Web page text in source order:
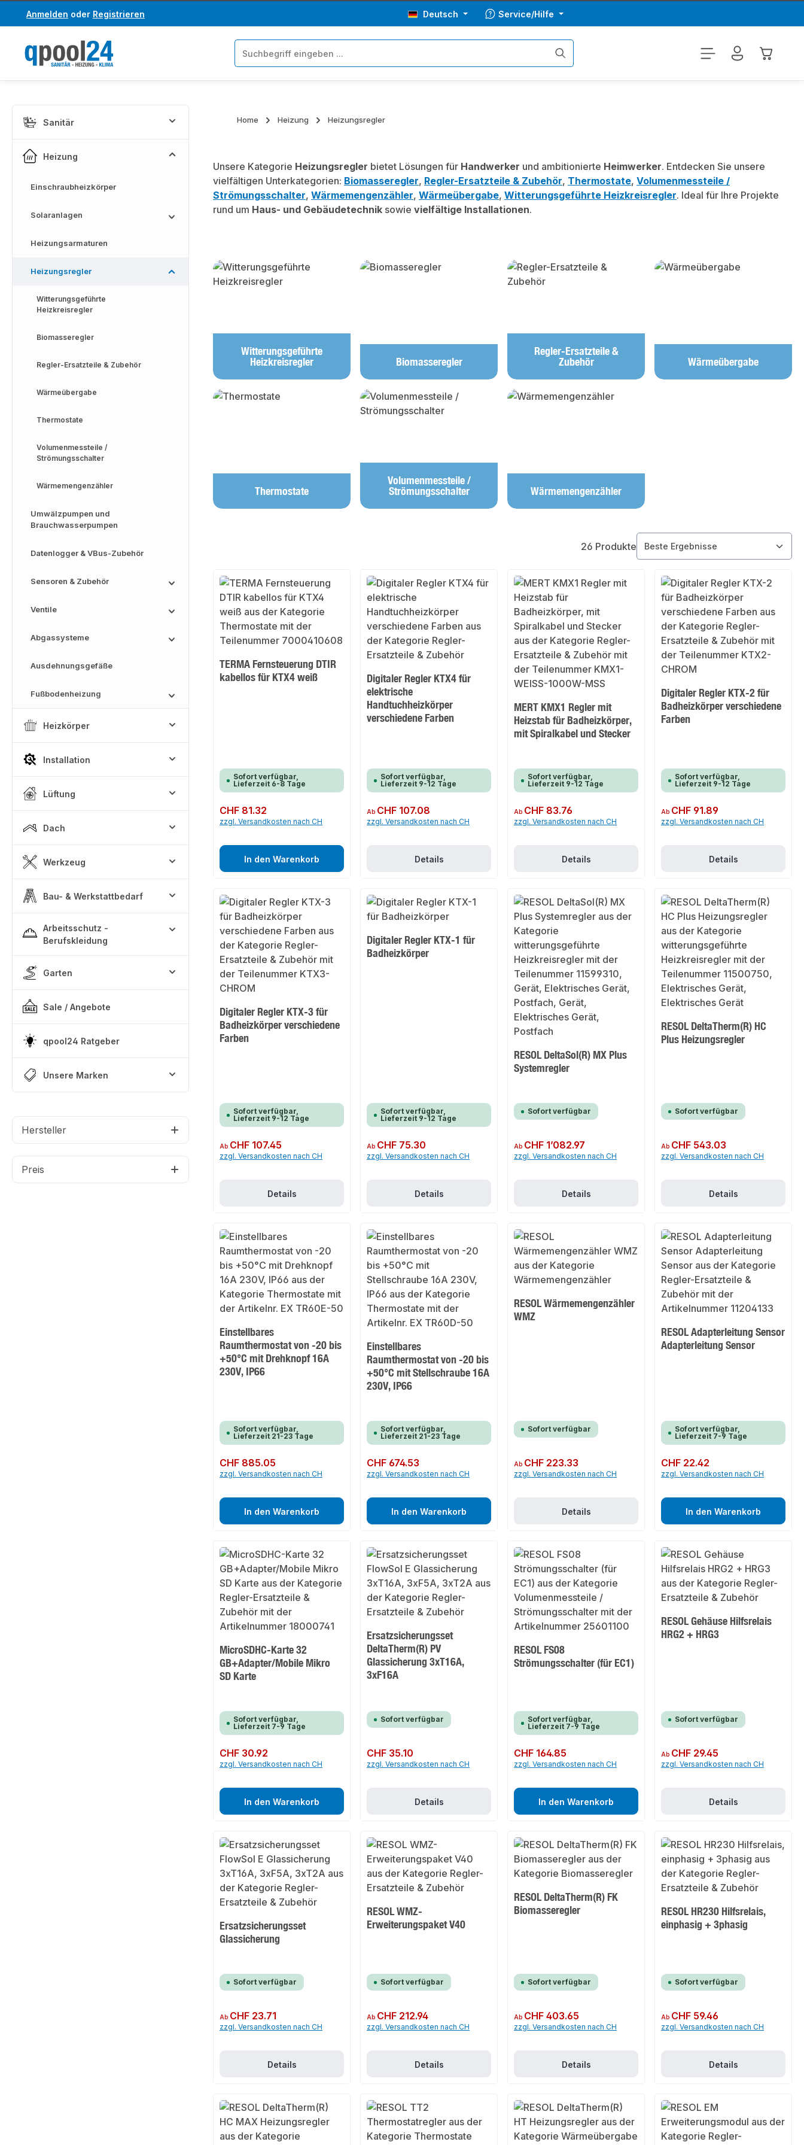
Hauptinhalt springen
Zur Suche springen
Anmelden oder Registrieren Deutsch Service/Hilfe
Sanitär
Heizung
Einschraubheizkörper
Solaranlagen
Heizungsarmaturen
Heizungsregler
Witterungsgeführte
Heizkreisregler
Biomasseregler
Regler-Ersatzteile & Zubehör
Wärmeübergabe
Thermostate
Volumenmessteile /
Strömungsschalter
Wärmemengenzähler
Umwälzpumpen und
Brauchwasserpumpen
Datenlogger & VBus-Zubehör
Sensoren & Zubehör
Ventile
Abgassysteme
Ausdehnungsgefäße
Fußbodenheizung
Heizkörper
Installation
Lüftung
Dach
Werkzeug
Bau- & Werkstattbedarf
Arbeitsschutz -
Berufskleidung
Garten
Sale / Angebote
qpool24 Ratgeber
Unsere Marken
Hersteller
Preis
Home Heizung Heizungsregler
Unsere Kategorie Heizungsregler bietet Lösungen für Handwerker und ambitionierte Heimwerker. Entdecken Sie unsere
vielfältigen Unterkategorien: Biomasseregler, Regler-Ersatzteile & Zubehör, Thermostate, Volumenmessteile /
Strömungsschalter, Wärmemengenzähler, Wärmeübergabe, Witterungsgeführte Heizkreisregler. Ideal für Ihre Projekte
rund um Haus- und Gebäudetechnik sowie vielfältige Installationen.
Kategoriegalerie überspringen
Witterungsgeführte
Heizkreisregler
Biomasseregler
Regler-Ersatzteile &
Zubehör
Wärmeübergabe
Thermostate
Volumenmessteile /
Strömungsschalter
Wärmemengenzähler
26 Produkte
TERMA Fernsteuerung DTIR
kabellos für KTX4 weiß
Sofort verfügbar,
Lieferzeit 6-8 Tage
Regulärer Preis:
CHF 81.32
zzgl. Versandkosten nach CH
In den Warenkorb
Digitaler Regler KTX4 für
elektrische
Handtuchheizkörper
verschiedene Farben
Sofort verfügbar,
Lieferzeit 9-12 Tage
Regulärer Preis:
Ab CHF 107.08
zzgl. Versandkosten nach CH
Details
MERT KMX1 Regler mit
Heizstab für Badheizkörper,
mit Spiralkabel und Stecker
Sofort verfügbar,
Lieferzeit 9-12 Tage
Regulärer Preis:
Ab CHF 83.76
zzgl. Versandkosten nach CH
Details
Digitaler Regler KTX-2 für
Badheizkörper verschiedene
Farben
Sofort verfügbar,
Lieferzeit 9-12 Tage
Regulärer Preis:
Ab CHF 91.89
zzgl. Versandkosten nach CH
Details
Digitaler Regler KTX-3 für
Badheizkörper verschiedene
Farben
Sofort verfügbar,
Lieferzeit 9-12 Tage
Regulärer Preis:
Ab CHF 107.45
zzgl. Versandkosten nach CH
Details
Digitaler Regler KTX-1 für
Badheizkörper
Sofort verfügbar,
Lieferzeit 9-12 Tage
Regulärer Preis:
Ab CHF 75.30
zzgl. Versandkosten nach CH
Details
RESOL DeltaSol(R) MX Plus
Systemregler
Sofort verfügbar
Regulärer Preis:
Ab CHF 1’082.97
zzgl. Versandkosten nach CH
Details
RESOL DeltaTherm(R) HC
Plus Heizungsregler
Sofort verfügbar
Regulärer Preis:
Ab CHF 543.03
zzgl. Versandkosten nach CH
Details
Einstellbares
Raumthermostat von -20 bis
+50°C mit Drehknopf 16A
230V, IP66
Sofort verfügbar,
Lieferzeit 21-23 Tage
Regulärer Preis:
CHF 885.05
zzgl. Versandkosten nach CH
In den Warenkorb
Einstellbares
Raumthermostat von -20 bis
+50°C mit Stellschraube 16A
230V, IP66
Sofort verfügbar,
Lieferzeit 21-23 Tage
Regulärer Preis:
CHF 674.53
zzgl. Versandkosten nach CH
In den Warenkorb
RESOL Wärmemengenzähler
WMZ
Sofort verfügbar
Regulärer Preis:
Ab CHF 223.33
zzgl. Versandkosten nach CH
Details
RESOL Adapterleitung Sensor
Adapterleitung Sensor
Sofort verfügbar,
Lieferzeit 7-9 Tage
Regulärer Preis:
CHF 22.42
zzgl. Versandkosten nach CH
In den Warenkorb
MicroSDHC-Karte 32
GB+Adapter/Mobile Mikro
SD Karte
Sofort verfügbar,
Lieferzeit 7-9 Tage
Regulärer Preis:
CHF 30.92
zzgl. Versandkosten nach CH
In den Warenkorb
Ersatzsicherungsset
DeltaTherm(R) PV
Glassicherung 3xT16A,
3xF16A
Sofort verfügbar
Regulärer Preis:
CHF 35.10
zzgl. Versandkosten nach CH
Details
RESOL FS08
Strömungsschalter (für EC1)
Sofort verfügbar,
Lieferzeit 7-9 Tage
Regulärer Preis:
CHF 164.85
zzgl. Versandkosten nach CH
In den Warenkorb
RESOL Gehäuse Hilfsrelais
HRG2 + HRG3
Sofort verfügbar
Regulärer Preis:
Ab CHF 29.45
zzgl. Versandkosten nach CH
Details
Ersatzsicherungsset
Glassicherung
Sofort verfügbar
Regulärer Preis:
Ab CHF 23.71
zzgl. Versandkosten nach CH
Details
RESOL WMZ-
Erweiterungspaket V40
Sofort verfügbar
Regulärer Preis:
Ab CHF 212.94
zzgl. Versandkosten nach CH
Details
RESOL DeltaTherm(R) FK
Biomasseregler
Sofort verfügbar
Regulärer Preis:
Ab CHF 403.65
zzgl. Versandkosten nach CH
Details
RESOL HR230 Hilfsrelais,
einphasig + 3phasig
Sofort verfügbar
Regulärer Preis:
Ab CHF 59.46
zzgl. Versandkosten nach CH
Details